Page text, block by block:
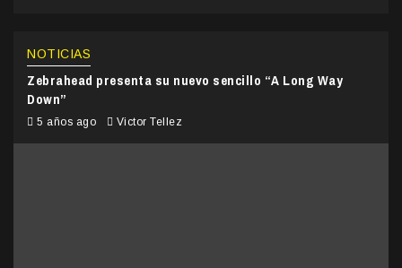
NOTICIAS
Zebrahead presenta su nuevo sencillo “A Long Way
Down”
5 años ago Victor Tellez